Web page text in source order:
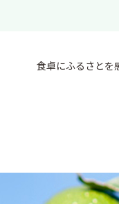
食卓にふるさとを